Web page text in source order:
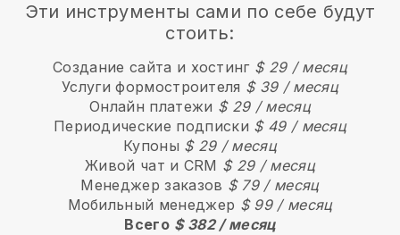
Эти инструменты сами по себе будут
стоить:
Создание сайта и хостинг $ 29 / месяц
Услуги формостроителя $ 39 / месяц
Онлайн платежи $ 29 / месяц
Периодические подписки $ 49 / месяц
Купоны $ 29 / месяц
Живой чат и CRM $ 29 / месяц
Менеджер заказов $ 79 / месяц
Мобильный менеджер $ 99 / месяц
Всего $ 382 / месяц